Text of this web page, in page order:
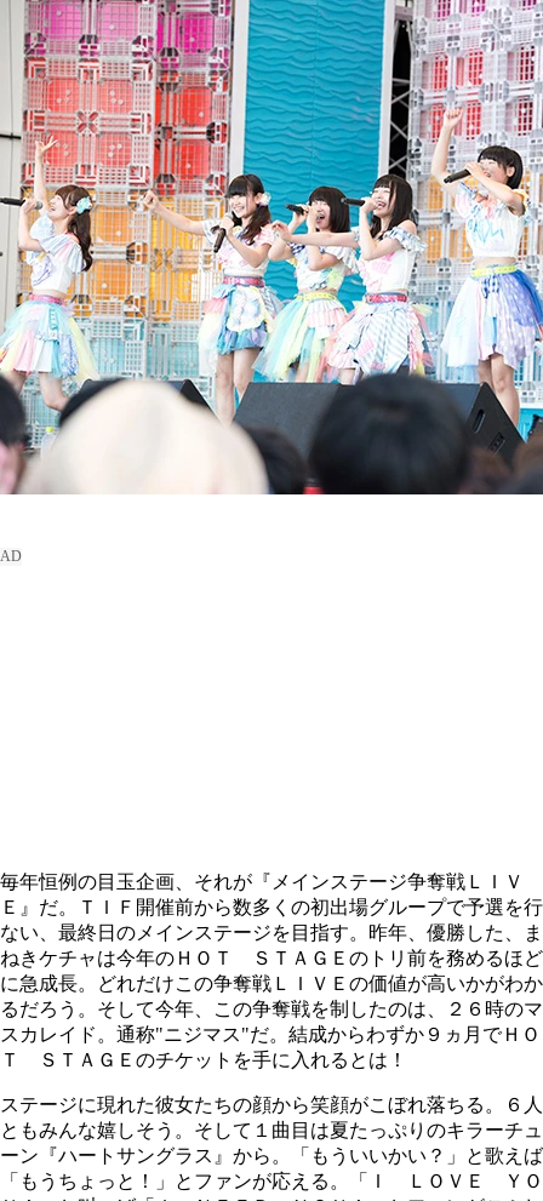
毎年恒例の目玉企画、それが『メインステージ争奪戦ＬＩＶ
Ｅ』だ。ＴＩＦ開催前から数多くの初出場グループで予選を行
ない、最終日のメインステージを目指す。昨年、優勝した、ま
ねきケチャは今年のＨＯＴ ＳＴＡＧＥのトリ前を務めるほど
に急成長。どれだけこの争奪戦ＬＩＶＥの価値が高いかがわか
るだろう。そして今年、この争奪戦を制したのは、２６時のマ
スカレイド。通称"ニジマス"だ。結成からわずか９ヵ月でＨＯ
Ｔ ＳＴＡＧＥのチケットを手に入れるとは！
ステージに現れた彼女たちの顔から笑顔がこぼれ落ちる。６人
ともみんな嬉しそう。そして１曲目は夏たっぷりのキラーチュ
ーン『ハートサングラス』から。「もういいかい？」と歌えば
「もうちょっと！」とファンが応える。「Ｉ ＬＯＶＥ ＹＯ